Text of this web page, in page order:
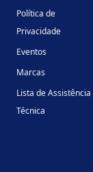
Política de
Privacidade
Eventos
Marcas
Lista de Assistência
Técnica